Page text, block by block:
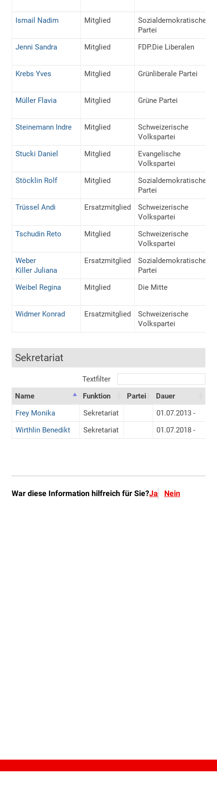
War diese Information hilfreich für Sie?Ja Nein